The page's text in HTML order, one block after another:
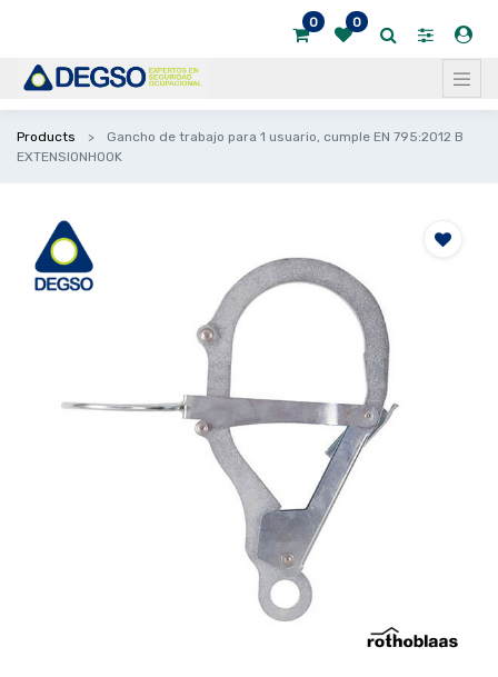
0 0
Products
Gancho de trabajo para 1 usuario, cumple EN 795:2012 B
EXTENSIONHOOK